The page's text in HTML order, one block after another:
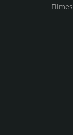
Filmes